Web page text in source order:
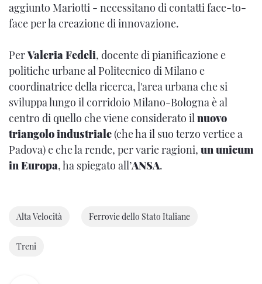
aggiunto Mariotti - necessitano dicontatti face-to-
face per la creazione di innovazione.
PerValeria Fedeli, docente di pianificazione e
politiche urbane al Politecnico di Milano e
coordinatrice della ricerca, l'area urbana che si
sviluppa lungo il corridoio Milano-Bologna è al
centro di quello che viene considerato ilnuovo
triangolo industriale(che ha il suo terzo vertice a
Padova) e che la rende, per varie ragioni, un unicum
in Europa, ha spiegato all’ANSA.
Alta Velocità Ferrovie dello Stato Italiane
Treni